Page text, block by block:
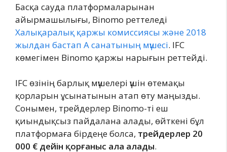
Басқа сауда платформаларынан
айырмашылығы, Binomo реттеледі
Халықаралық қаржы комиссиясы және 2018
жылдан бастап А санатының мүшесі. IFC
көмегімен Binomo қаржы нарығын реттейді.
IFC өзінің барлық мүшелері үшін өтемақы
қорларын ұсынатынын атап өту маңызды.
Сонымен, трейдерлер Binomo-ті еш
қиындықсыз пайдалана алады, өйткені бұл
платформаға бірдеңе болса, трейдерлер 20
000 € дейін қорғаныс ала алады.